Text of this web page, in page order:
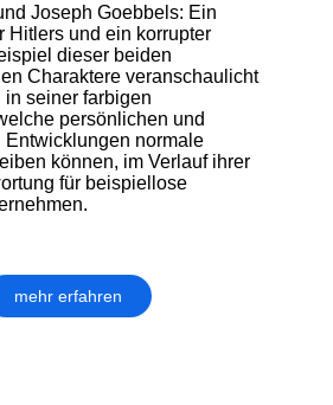
Joseph Goebbels: Ein
Hitlers und ein korrupter
dieser beiden
Charaktere veranschaulicht
seiner farbigen
persönlichen und
normale
können, im Verlauf ihrer
für beispiellose
mehr erfahren